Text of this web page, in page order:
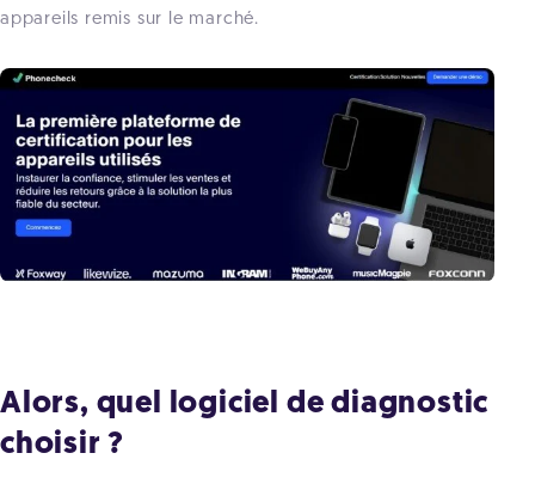
appareils remis sur le marché.
Alors, quel logiciel de diagnostic
choisir ?